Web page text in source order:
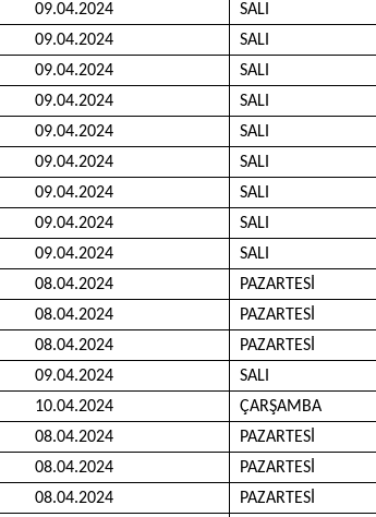
09.04.2024 SALI
09.04.2024 SALI
09.04.2024 SALI
09.04.2024 SALI
09.04.2024 SALI
09.04.2024 SALI
09.04.2024 SALI
09.04.2024 SALI
09.04.2024 SALI
08.04.2024 PAZARTESİ
08.04.2024 PAZARTESİ
08.04.2024 PAZARTESİ
09.04.2024 SALI
10.04.2024 ÇARŞAMBA
08.04.2024 PAZARTESİ
08.04.2024 PAZARTESİ
08.04.2024 PAZARTESİ